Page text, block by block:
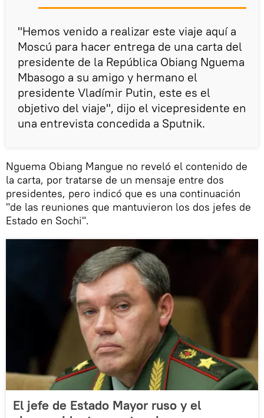
"Hemos venido a realizar este viaje aquí a
Moscú para hacer entrega de una carta del
presidente de la República Obiang Nguema
Mbasogo a su amigo y hermano el
presidente Vladímir Putin, este es el
objetivo del viaje", dijo el vicepresidente en
una entrevista concedida a Sputnik.
Nguema Obiang Mangue no reveló el contenido de
la carta, por tratarse de un mensaje entre dos
presidentes, pero indicó que es una continuación
"de las reuniones que mantuvieron los dos jefes de
Estado en Sochi".
El jefe de Estado Mayor ruso y el